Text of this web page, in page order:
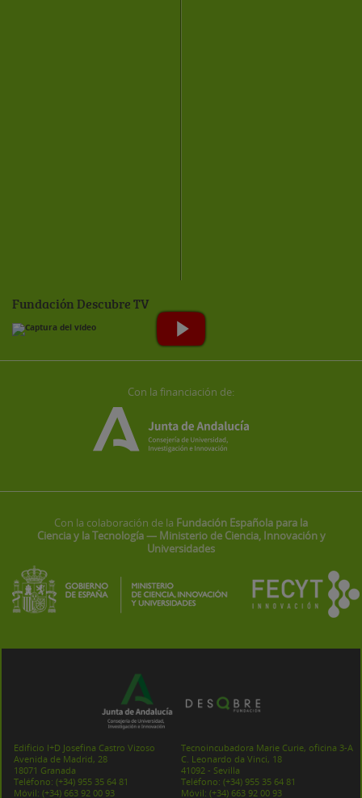
Fundación Descubre TV
Con la financiación de:
Con la colaboración de la Fundación Española para la
Ciencia y la Tecnología — Ministerio de Ciencia, Innovación y
Universidades
Edificio I+D Josefina Castro Vizoso
Avenida de Madrid, 28
18071 Granada
Teléfono: (+34) 955 35 64 81
Móvil: (+34) 663 92 00 93
Tecnoincubadora Marie Curie, oficina 3-A
C. Leonardo da Vinci, 18
41092 - Sevilla
Teléfono: (+34) 955 35 64 81
Móvil: (+34) 663 92 00 93